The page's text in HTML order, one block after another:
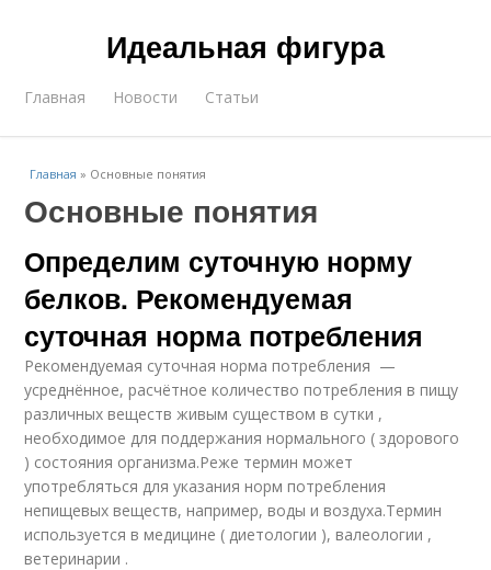
Идеальная фигура
Главная Новости Статьи
Главная » Основные понятия
Основные понятия
Определим суточную норму
белков. Рекомендуемая
суточная норма потребления
Рекомендуемая суточная норма потребления —
усреднённое, расчётное количество потребления в пищу
различных веществ живым существом в сутки ,
необходимое для поддержания нормального ( здорового
) состояния организма.Реже термин может
употребляться для указания норм потребления
непищевых веществ, например, воды и воздуха.Термин
используется в медицине ( диетологии ), валеологии ,
ветеринарии .